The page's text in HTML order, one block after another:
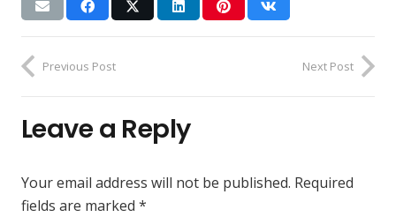
Previous Post Next Post
Leave a Reply
Your email address will not be published. Required
fields are marked *